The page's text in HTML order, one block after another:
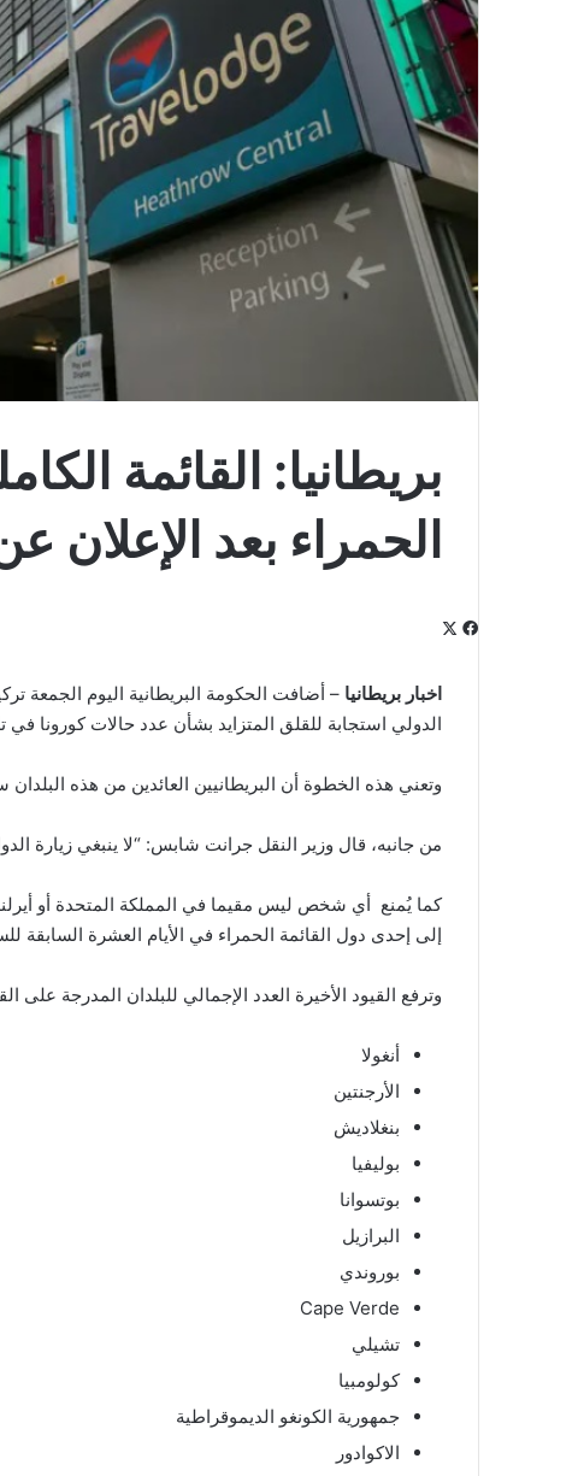
بريطانيا: القائمة
الحمراء بعد الإعلان
فيسبوك
اخبار بريطانيا – أضافت الحكومة البريطانية اليوم الجمعة
الدولي استجابة للقلق المتزايد بشأن عدد حالات كورونا في
وتعني هذه الخطوة أن البريطانيين العائدين من هذه البلدان
من جانبه، قال وزير النقل جرانت شابس: “لا ينبغي زيارة
كما يُمنع أي شخص ليس مقيما في المملكة المتحدة أو
إلى إحدى دول القائمة الحمراء في الأيام العشرة السابقة
وترفع القيود الأخيرة العدد الإجمالي للبلدان المدرجة على القائمة
أنغولا
الأرجنتين
بنغلاديش
بوليفيا
بوتسوانا
البرازيل
بوروندي
Cape Verde
تشيلي
كولومبيا
جمهورية الكونغو الديموقراطية
الاكوادور